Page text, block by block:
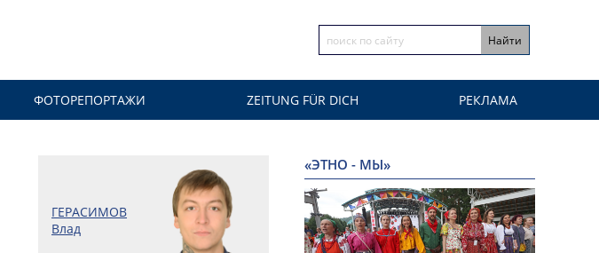
ФОТОРЕПОРТАЖИ ZEITUNG FÜR DICH РЕКЛАМА
ГЕРАСИМОВ
Влад
«ЭТНО - МЫ»